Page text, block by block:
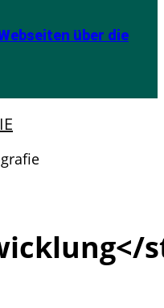
über die